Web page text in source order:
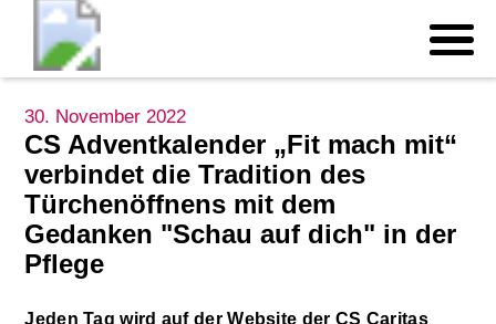
30. November 2022
CS Adventkalender „Fit mach mit“
verbindet die Tradition des
Türchenöffnens mit dem
Gedanken "Schau auf dich" in der
Pflege
Jeden Tag wird auf der Website der CS Caritas